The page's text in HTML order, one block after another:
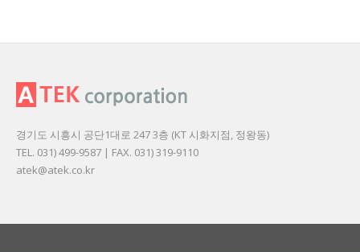
경기도 시흥시 공단1대로 247 3층 (KT 시화지점, 정왕동)
TEL. 031) 499-9587 | FAX. 031) 319-9110
atek@atek.co.kr